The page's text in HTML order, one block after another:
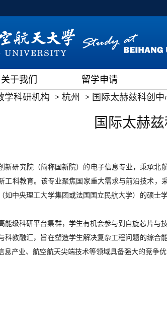
关于我们 留学申请
学科研机构 杭州 国际太赫兹科创中
国际太赫
新研究院（简称国新院）的电子信息专业，秉承
工科教育。该专业聚焦国家重大需求与前沿技术
如中央理工大学集团或法国国立民航大学）的硕
能级科研平台集群，学生有机会参与到自旋芯片
科教融汇，旨在塑造学生解决复杂工程问题的综
产业、航空航天尖端技术等领域具备强大的竞争优